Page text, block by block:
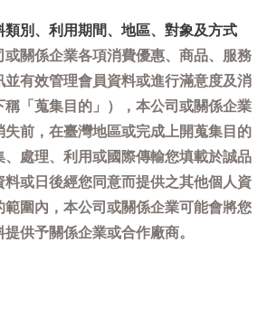
類別、利用期間、地區、對象及方式
或關係企業各項消費優惠、商品、服務
並有效管理會員資料或進行滿意度及消
稱「蒐集目的」），本公司或關係企業
失前，在臺灣地區或完成上開蒐集目的
、處理、利用或國際傳輸您填載於誠品
料或日後經您同意而提供之其他個人資
範圍內，本公司或關係企業可能會將您
供予關係企業或合作廠商。